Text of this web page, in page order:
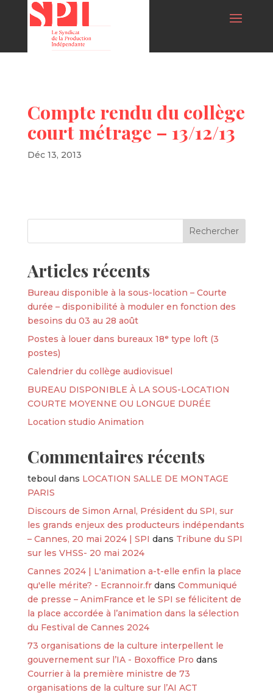
Compte rendu du collège
court métrage – 13/12/13
Déc 13, 2013
Articles récents
Bureau disponible à la sous-location – Courte
durée – disponibilité à moduler en fonction des
besoins du 03 au 28 août
Postes à louer dans bureaux 18ᵉ type loft (3
postes)
Calendrier du collège audiovisuel
BUREAU DISPONIBLE À LA SOUS-LOCATION
COURTE MOYENNE OU LONGUE DURÉE
Location studio Animation
Commentaires récents
teboul dans LOCATION SALLE DE MONTAGE
PARIS
Discours de Simon Arnal, Président du SPI, sur
les grands enjeux des producteurs indépendants
– Cannes, 20 mai 2024 | SPI dans Tribune du SPI
sur les VHSS- 20 mai 2024
Cannes 2024 | L'animation a-t-elle enfin la place
qu'elle mérite? - Ecrannoir.frdans Communiqué
de presse – AnimFrance et le SPI se félicitent de
la place accordée à l’animation dans la sélection
du Festival de Cannes 2024
73 organisations de la culture interpellent le
gouvernement sur l’IA - Boxoffice Pro dans
Courrier à la première ministre de 73
organisations de la culture sur l’AI ACT